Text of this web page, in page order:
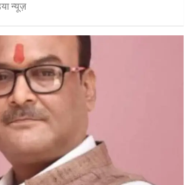
न्यूज़